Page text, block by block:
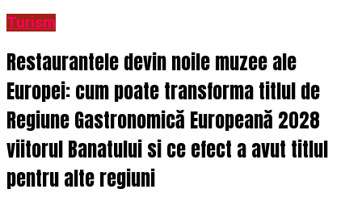
Turism
Restaurantele devin noile muzee ale
Europei: cum poate transforma titlul de
Regiune Gastronomică Europeană 2028
viitorul Banatului si ce efect a avut titlul
pentru alte regiuni